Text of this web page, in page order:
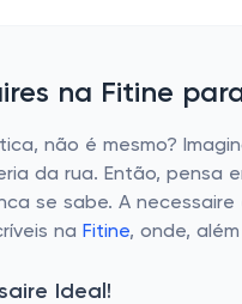
na Fitine
não é mesmo?
da rua. Então,
se sabe. A
na Fitine, onde,
Ideal!